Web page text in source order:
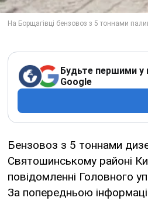
Будьте першими у
Google
Бензовоз з 5 тоннами
Святошинському районі
повідомленні Головного
За попередньою